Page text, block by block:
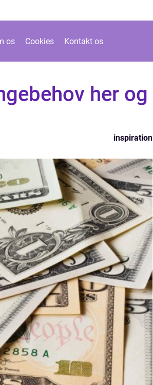
os Cookies Kontakt os
her og
inspiration